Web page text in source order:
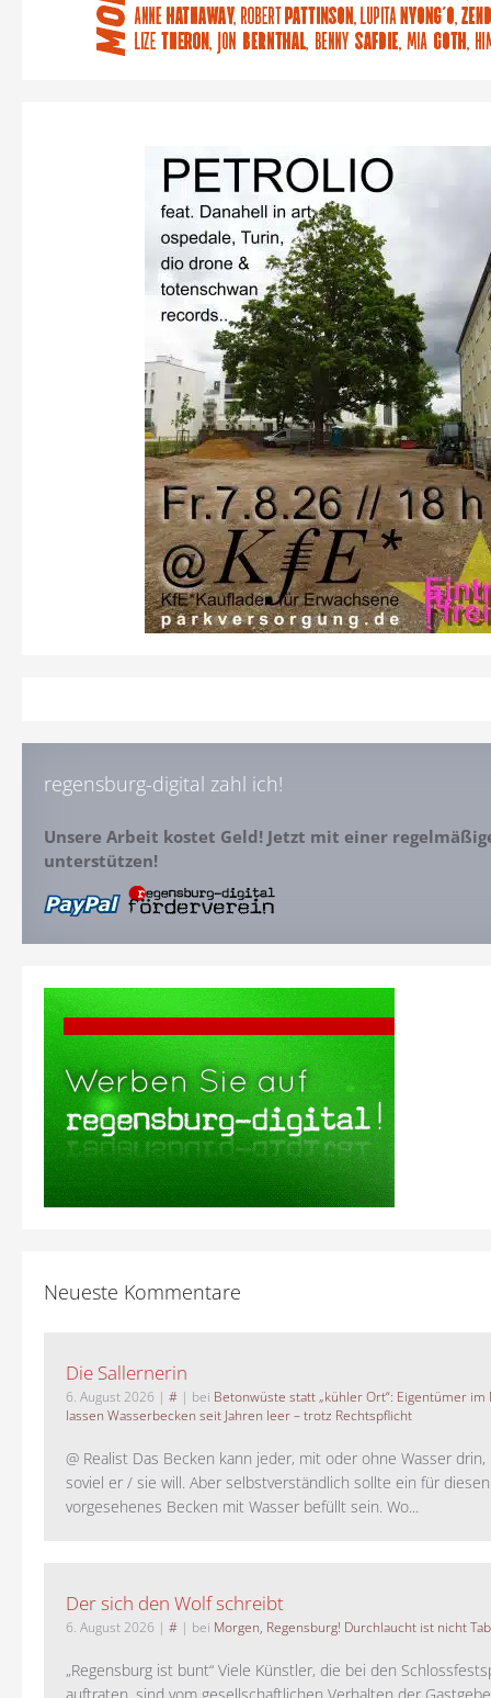
regensburg-digital zahl ich!
Unsere Arbeit kostet Geld! Jetzt mit einer
unterstützen!
Neueste Kommentare
Die Sallernerin
6. August 2026 | # | bei Betonwüste statt „kühler Ort“: Eigentümer
lassen Wasserbecken seit Jahren leer – trotz Rechtspflicht
@ Realist Das Becken kann jeder, mit oder ohne Wasser
soviel er / sie will. Aber selbstverständlich sollte ein für
vorgesehenes Becken mit Wasser befüllt sein. Wo...
Der sich den Wolf schreibt
6. August 2026 | # | bei Morgen, Regensburg! Durchlaucht ist nicht
„Regensburg ist bunt“ Viele Künstler, die bei den